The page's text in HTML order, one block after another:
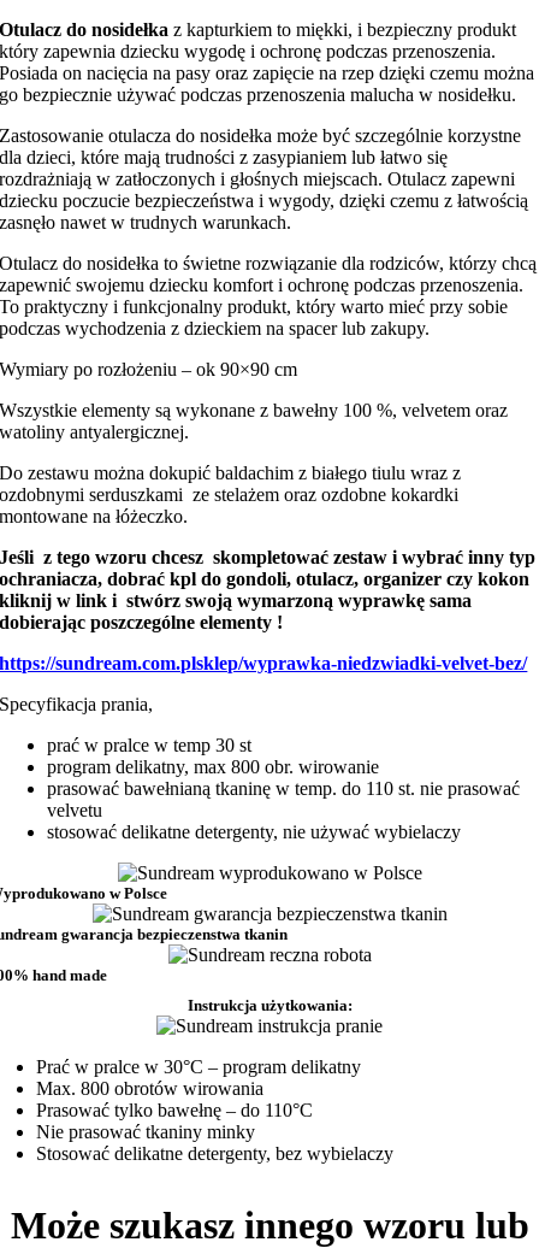
Otulacz do nosidełka z kapturkiem to miękki, i bezpieczny produkt
który zapewnia dziecku wygodę i ochronę podczas przenoszenia.
Posiada on nacięcia na pasy oraz zapięcie na rzep dzięki czemu można
go bezpiecznie używać podczas przenoszenia malucha w nosidełku.
Zastosowanie otulacza do nosidełka może być szczególnie korzystne
dla dzieci, które mają trudności z zasypianiem lub łatwo się
rozdrażniają w zatłoczonych i głośnych miejscach. Otulacz zapewni
dziecku poczucie bezpieczeństwa i wygody, dzięki czemu z łatwością
zasnęło nawet w trudnych warunkach.
Otulacz do nosidełka to świetne rozwiązanie dla rodziców, którzy chcą
zapewnić swojemu dziecku komfort i ochronę podczas przenoszenia.
To praktyczny i funkcjonalny produkt, który warto mieć przy sobie
podczas wychodzenia z dzieckiem na spacer lub zakupy.
Wymiary po rozłożeniu – ok 90×90 cm
Wszystkie elementy są wykonane z bawełny 100 %, velvetem oraz
watoliny antyalergicznej.
Do zestawu można dokupić baldachim z białego tiulu wraz z
ozdobnymi serduszkami ze stelażem oraz ozdobne kokardki
montowane na łóżeczko.
Jeśli z tego wzoru chcesz skompletować zestaw i wybrać inny typ
ochraniacza, dobrać kpl do gondoli, otulacz, organizer czy kokon
kliknij w link i stwórz swoją wymarzoną wyprawkę sama
dobierając poszczególne elementy !
https://sundream.com.plsklep/wyprawka-niedzwiadki-velvet-bez/
Specyfikacja prania,
prać w pralce w temp 30 st
program delikatny, max 800 obr. wirowanie
prasować bawełnianą tkaninę w temp. do 110 st. nie prasować
velvetu
stosować delikatne detergenty, nie używać wybielaczy
w Polsce
gwarancja bezpieczenstwa tkanin
hand made
Instrukcja użytkowania:
Prać w pralce w 30°C – program delikatny
Max. 800 obrotów wirowania
Prasować tylko bawełnę – do 110°C
Nie prasować tkaniny minky
Stosować delikatne detergenty, bez wybielaczy
Może szukasz innego wzoru lub